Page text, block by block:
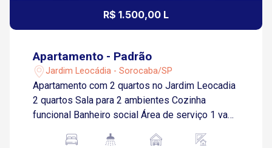
R$ 1.500,00 L
Apartamento - Padrão
Jardim Leocádia - Sorocaba/SP
Apartamento com 2 quartos no Jardim Leocadia
2 quartos Sala para 2 ambientes Cozinha
funcional Banheiro social Área de serviço 1 vaga
bem distribuídos, ideal para quem busca